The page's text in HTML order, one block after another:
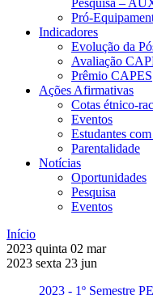
Pesquisa –
Pró-
Indicadores
Evolução da
Avaliação
Prêmio CAPES
Ações Afirmativas
Cotas étnico-
Eventos
Estudantes
Parentalidade
Notícias
Oportunidades
Pesquisa
Eventos
Início
2023 quinta 02 mar
2023 sexta 23 jun
2023 - 1º Semestre